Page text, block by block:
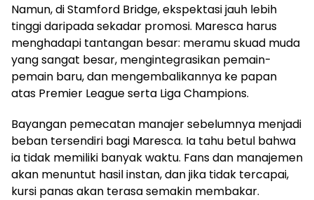
Namun, di Stamford Bridge, ekspektasi jauh lebih
tinggi daripada sekadar promosi. Maresca harus
menghadapi tantangan besar: meramu skuad muda
yang sangat besar, mengintegrasikan pemain-
pemain baru, dan mengembalikannya ke papan
atas Premier League serta Liga Champions.
Bayangan pemecatan manajer sebelumnya menjadi
beban tersendiri bagi Maresca. Ia tahu betul bahwa
ia tidak memiliki banyak waktu. Fans dan manajemen
akan menuntut hasil instan, dan jika tidak tercapai,
kursi panas akan terasa semakin membakar.